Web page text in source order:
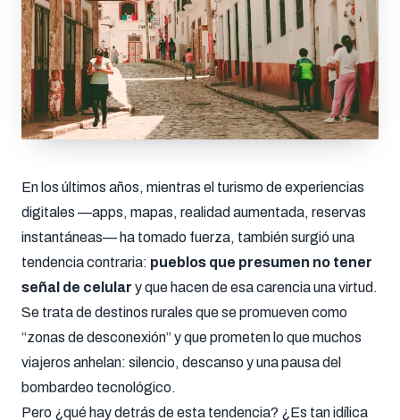
En los últimos años, mientras el turismo de experiencias
digitales —apps, mapas, realidad aumentada, reservas
instantáneas— ha tomado fuerza, también surgió una
tendencia contraria: pueblos que presumen no tener
señal de celular y que hacen de esa carencia una virtud.
Se trata de destinos rurales que se promueven como
“zonas de desconexión” y que prometen lo que muchos
viajeros anhelan: silencio, descanso y una pausa del
bombardeo tecnológico.
Pero ¿qué hay detrás de esta tendencia? ¿Es tan idílica